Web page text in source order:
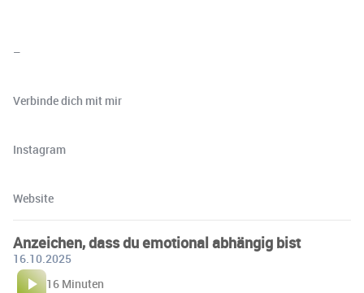
–
Verbinde dich mit mir
⁠⁠⁠⁠⁠⁠⁠⁠⁠⁠⁠⁠⁠⁠⁠⁠⁠⁠⁠⁠Instagram⁠⁠⁠⁠⁠⁠⁠
⁠⁠⁠⁠⁠⁠⁠Website
Anzeichen, dass du emotional abhängig bist
16.10.2025
16 Minuten